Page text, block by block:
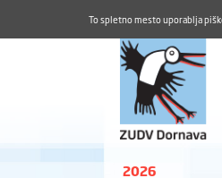
2026
To spletno mesto uporablja